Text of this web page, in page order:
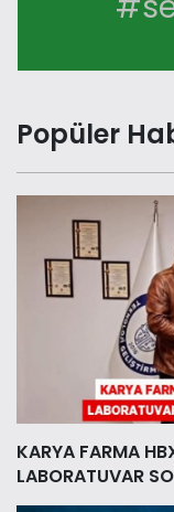
Popüler
KARYA FARMA
LABORATUVAR